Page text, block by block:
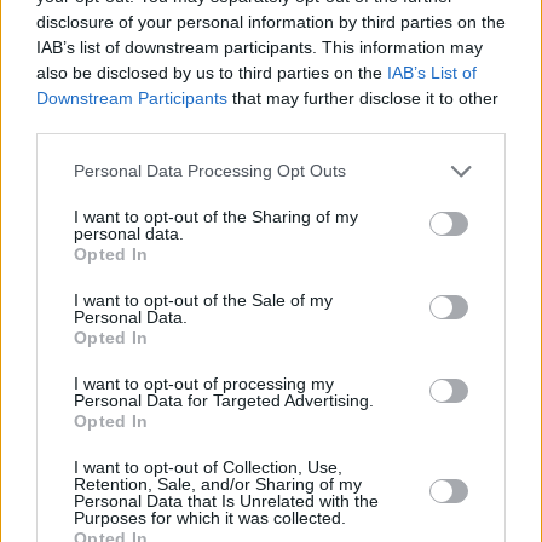
disclosure of your personal information by third parties on the
IAB’s list of downstream participants. This information may
also be disclosed by us to third parties on the IAB’s List of
Downstream Participants that may further disclose it to other
Personal Data Processing Opt Outs
I want to opt-out of the Sharing of my
personal data.
Opted In
I want to opt-out of the Sale of my
Personal Data.
Opted In
I want to opt-out of processing my
Personal Data for Targeted Advertising.
Opted In
I want to opt-out of Collection, Use,
Retention, Sale, and/or Sharing of my
Personal Data that Is Unrelated with the
Purposes for which it was collected.
Opted In
massimizzare il tuo investimento, non esitare a
dare un’occhiata alle recensioni e scoprire dove
acquistare questo prodotto.
Sito web ufficiale Prostaction
Sito Ufficiale
Se sei interessato a migliorare le tue prestazioni
e massimizzare il tuo investimento, Prostaction
potrebbe essere la soluzione che stai cercando.